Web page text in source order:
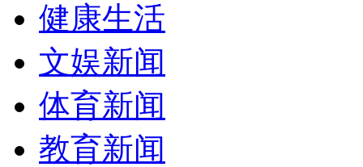
健康生活
文娱新闻
体育新闻
教育新闻